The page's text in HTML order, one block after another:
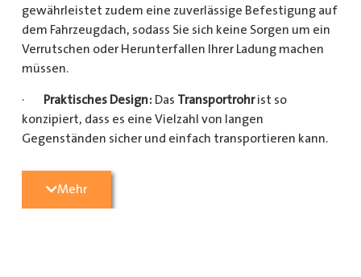
gewährleistet zudem eine zuverlässige Befestigung auf
dem Fahrzeugdach, sodass Sie sich keine Sorgen um ein
Verrutschen oder Herunterfallen Ihrer Ladung machen
müssen.
· Praktisches Design: Das Transportrohrist so
konzipiert, dass es eine Vielzahl von langen
Gegenständen sicher und einfach transportieren kann.
Kunststoffrohre für den Sanitärbereich oder Holzlatten
für den Bau benötigen, dieses
Mehr